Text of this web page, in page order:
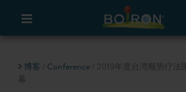
博客 Conference / 2019年度台湾顺势疗法
幕